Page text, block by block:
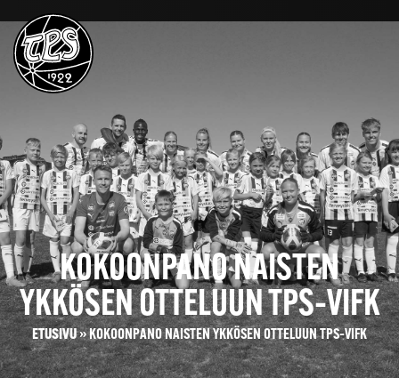
KOKOONPANO NAISTEN
YKKÖSEN OTTELUUN TPS–VIFK
ETUSIVU»KOKOONPANO NAISTEN YKKÖSEN OTTELUUN TPS–VIFK